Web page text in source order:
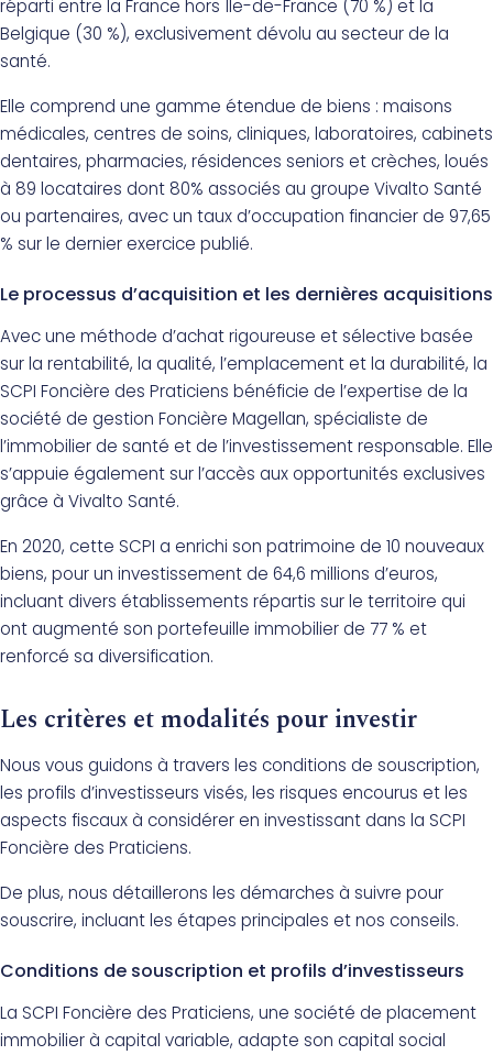
réparti entre la France hors Île-de-France (70 %) et la
Belgique (30 %), exclusivement dévolu au secteur de la
santé.
Elle comprend une gamme étendue de biens : maisons
médicales, centres de soins, cliniques, laboratoires, cabinets
dentaires, pharmacies, résidences seniors et crèches, loués
à 89 locataires dont 80% associés au groupe Vivalto Santé
ou partenaires, avec un taux d’occupation financier de 97,65
% sur le dernier exercice publié.
Le processus d’acquisition et les dernières acquisitions
Avec une méthode d’achat rigoureuse et sélective basée
sur la rentabilité, la qualité, l’emplacement et la durabilité, la
SCPI Foncière des Praticiens bénéficie de l’expertise de la
société de gestion Foncière Magellan, spécialiste de
l’immobilier de santé et de l’investissement responsable. Elle
s’appuie également sur l’accès aux opportunités exclusives
grâce à Vivalto Santé.
En 2020, cette SCPI a enrichi son patrimoine de 10 nouveaux
biens, pour un investissement de 64,6 millions d’euros,
incluant divers établissements répartis sur le territoire qui
ont augmenté son portefeuille immobilier de 77 % et
renforcé sa diversification.
Les critères et modalités pour investir
Nous vous guidons à travers les conditions de souscription,
les profils d’investisseurs visés, les risques encourus et les
aspects fiscaux à considérer en investissant dans la SCPI
Foncière des Praticiens.
De plus, nous détaillerons les démarches à suivre pour
souscrire, incluant les étapes principales et nos conseils.
Conditions de souscription et profils d’investisseurs
La SCPI Foncière des Praticiens, une société de placement
immobilier à capital variable, adapte son capital social